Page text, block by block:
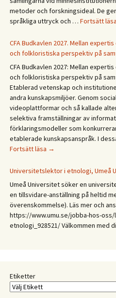
metoder och forskningsideal. De
språkliga uttryck och … Fortsätt läsa
CFA Budkavlen 2027. Mellan
och folkloristiska perspektiv på
CFA Budkavlen 2027: Mellan
och folkloristiska perspektiv på
Etablerad vetenskap och
andra kunskapsmiljöer. Genom
videoplattformar och så kallade
selektiva framställningar av
förklaringsmodeller som
etablerade kunskapsanspråk. I
Fortsätt läsa CFA
2027.
expertis
och
erfarenhet:
Etnologiska
och
kunskapspraktiker
→
Universitetslektor i etnologi, Umeå
Umeå Universitet söker en
en tillsvidare-anställning på heltid
överenskommelse). Läs mer och
https://www.umu.se/jobba-hos-
etnologi_928521/ Välkommen med
Etiketter